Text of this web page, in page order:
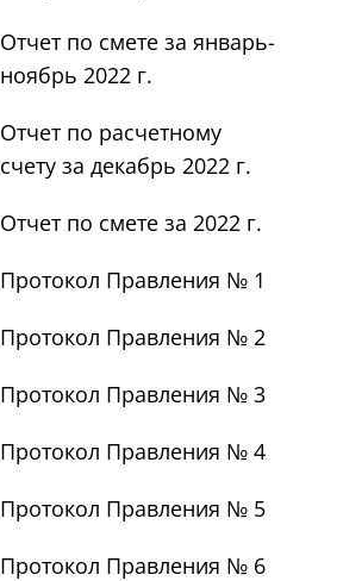
Отчет по смете за январь-
ноябрь 2022 г.
Отчет по расчетному
счету за декабрь 2022 г.
Отчет по смете за 2022 г.
Протокол Правления № 1
Протокол Правления № 2
Протокол Правления № 3
Протокол Правления № 4
Протокол Правления № 5
Протокол Правления № 6